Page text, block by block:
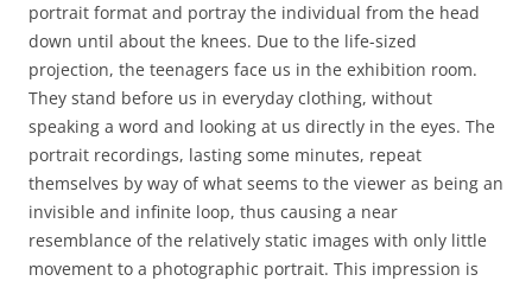
portrait format and portray the individual from the head
down until about the knees. Due to the life-sized
projection, the teenagers face us in the exhibition room.
They stand before us in everyday clothing, without
speaking a word and looking at us directly in the eyes. The
portrait recordings, lasting some minutes, repeat
themselves by way of what seems to the viewer as being an
invisible and infinite loop, thus causing a near
resemblance of the relatively static images with only little
movement to a photographic portrait. This impression is